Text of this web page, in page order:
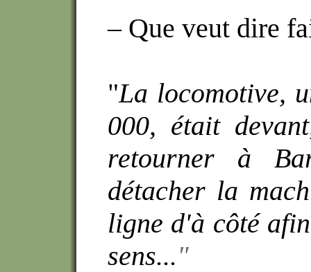
– Que veut dire
"La locomotive,
000, était
retourner à
détacher la
ligne d'à côté
sens..."